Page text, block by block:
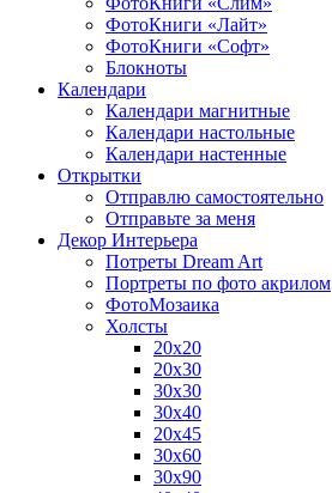
ФотоКниги «Лайт»
ФотоКниги «Софт»
Блокноты
Календари
Календари магнитные
Календари настольные
Календари настенные
Открытки
Отправлю самостоятельно
Отправьте за меня
Декор Интерьера
Потреты Dream Art
Портреты по фото акрилом
ФотоМозаика
Холсты
20х20
20х30
30х30
30х40
20х45
30х60
30х90